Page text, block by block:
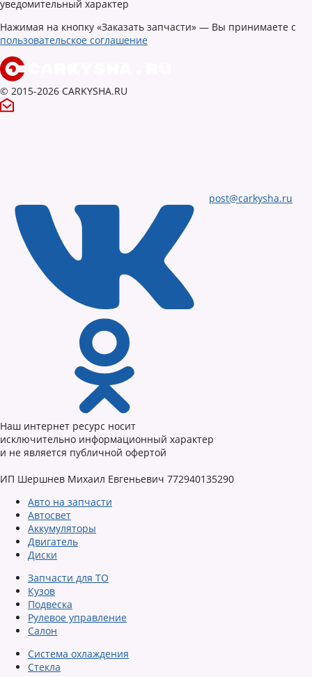
уведомительный характер
Нажимая на кнопку «Заказать запчасти» — Вы принимаете с
пользовательское соглашение
© 2015-2026 CARKYSHA.RU
post@carkysha.ru
Наш интернет ресурс носит
исключительно информационный характер
и не является публичной офертой
ИП Шершнев Михаил Евгеньевич 772940135290
Авто на запчасти
Автосвет
Аккумуляторы
Двигатель
Диски
Запчасти для ТО
Кузов
Подвеска
Рулевое управление
Салон
Система охлаждения
Стекла